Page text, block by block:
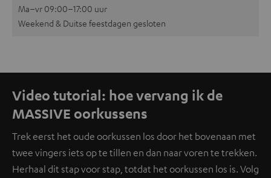
Ma–vr 09:00–17:00 uur
Weekend & Duitse feestdagen gesloten
Video tutorial: hoe vervang ik de
MASSIVE oorkussens
Trek eerst het oude oorkussen los door het bovenaan met
twee vingers iets op te tillen en dan naar voren te trekken.
Herhaal dit stap voor stap, totdat het oorkussen los is. Volg